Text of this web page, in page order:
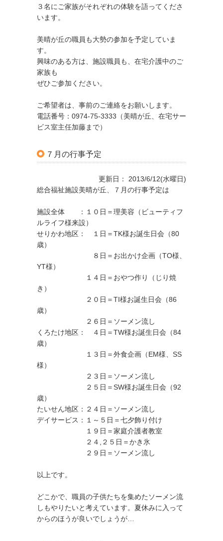
３名にご家族がそれぞれの体験を語ってくださ
います。
美晴が丘の職員も大勢の参加を予定していま
す。
興味のある方は、施設職員も、在宅介護中のご
家族も
ぜひご参加ください。
ご希望者は、事前のご連絡をお願いします。
電話番号：0974-75-3333（美晴が丘、在宅サー
ビス室主任加藤まで）
７月の行事予定
更新日： 2013/6/12(水曜日)
総合福祉施設美晴が丘、７月の行事予定は
施設全体 ：１０日＝理美容（ビューティフ
ルライフ様来設）
せりかわ地区： １日＝TK様お誕生日会（80
歳）
８日＝お出かけ企画（TO様、
YT様）
１４日＝おやつ作り（じり焼
き）
２０日＝TI様お誕生日会（86
歳）
２６日＝ソーメン流し
くろたけ地区： ４日＝TW様お誕生日会（84
歳）
１３日＝外食企画（EM様、SS
様）
２３日＝ソーメン流し
２５日＝SW様お誕生日会（92
歳）
たいせん地区：２４日＝ソーメン流し
デイサービス：１～５日＝七夕飾り付け
１９日＝家庭介護者教室
２４,２５日＝かき氷
２９日＝ソーメン流し
以上です。
どこかで、職員の子供たちを集めたソーメン流
しもやりたいと考えています。夏休みに入って
からのほうが良いでしょうが…